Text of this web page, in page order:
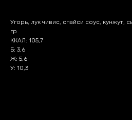
Угорь, лук чивис, спайси соус, кунжут,
гр
ККАЛ: 105,7
Б: 3,6
Ж: 5,6
У: 10,3